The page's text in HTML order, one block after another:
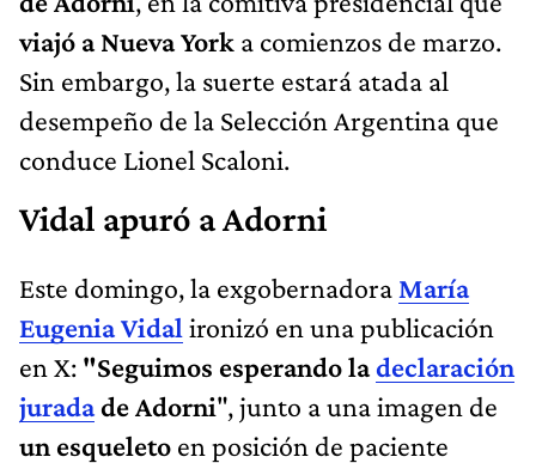
viajó a Nueva York a comienzos de marzo.
Sin embargo, la suerte estará atada al
desempeño de la Selección Argentina que
conduce Lionel Scaloni.
Vidal apuró a Adorni
Este domingo, la exgobernadora María
Eugenia Vidal ironizó en una publicación
en X: "Seguimos esperando ladeclaración
juradade Adorni", junto a una imagen de
un esqueleto en posición de paciente